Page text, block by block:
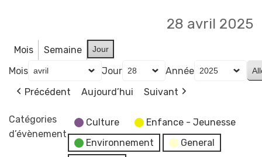
28 avril 2025
Mois Semaine Jour
Mois Jour
Année
Précédent
Aujourd’hui Suivant
Catégories
d’évènement
Culture
Enfance - Jeunesse
Environnement
General